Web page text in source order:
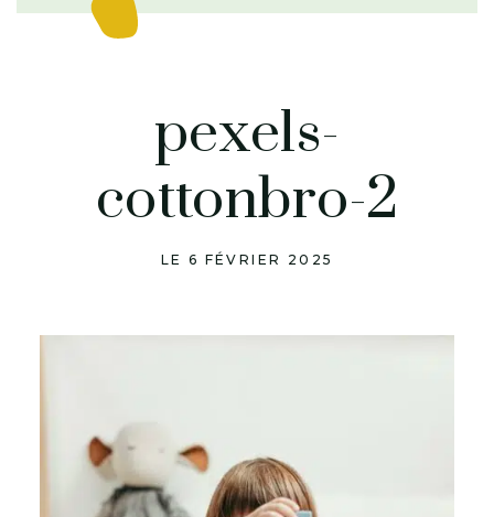
pexels-
cottonbro-2
LE 6 FÉVRIER 2025